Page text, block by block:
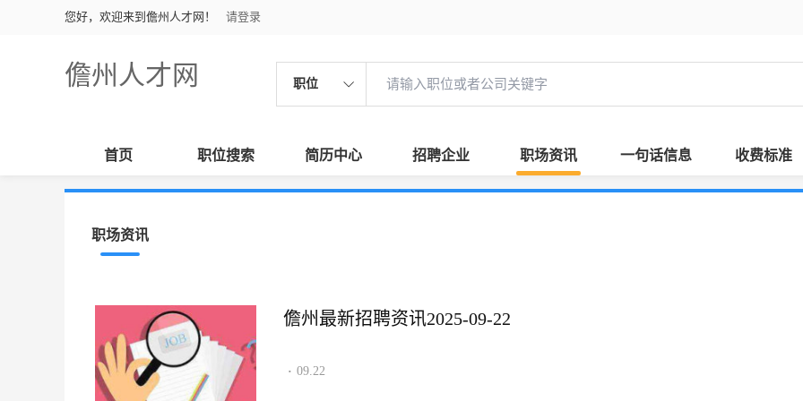
您好，欢迎来到儋州人才网！ 请登录
儋州人才网 职位
首页 职位搜索 简历中心 招聘企业 职场资讯 一句话信息 收费标准
职场资讯
儋州最新招聘资讯2025-09-22
· 09.22